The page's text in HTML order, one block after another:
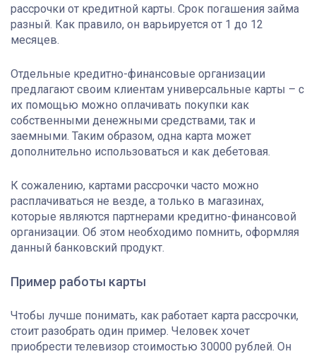
рассрочки от кредитной карты. Срок погашения займа
разный. Как правило, он варьируется от 1 до 12
месяцев.
Отдельные кредитно-финансовые организации
предлагают своим клиентам универсальные карты – с
их помощью можно оплачивать покупки как
собственными денежными средствами, так и
заемными. Таким образом, одна карта может
дополнительно использоваться и как дебетовая.
К сожалению, картами рассрочки часто можно
расплачиваться не везде, а только в магазинах,
которые являются партнерами кредитно-финансовой
организации. Об этом необходимо помнить, оформляя
данный банковский продукт.
Пример работы карты
Чтобы лучше понимать, как работает карта рассрочки,
стоит разобрать один пример. Человек хочет
приобрести телевизор стоимостью 30000 рублей. Он